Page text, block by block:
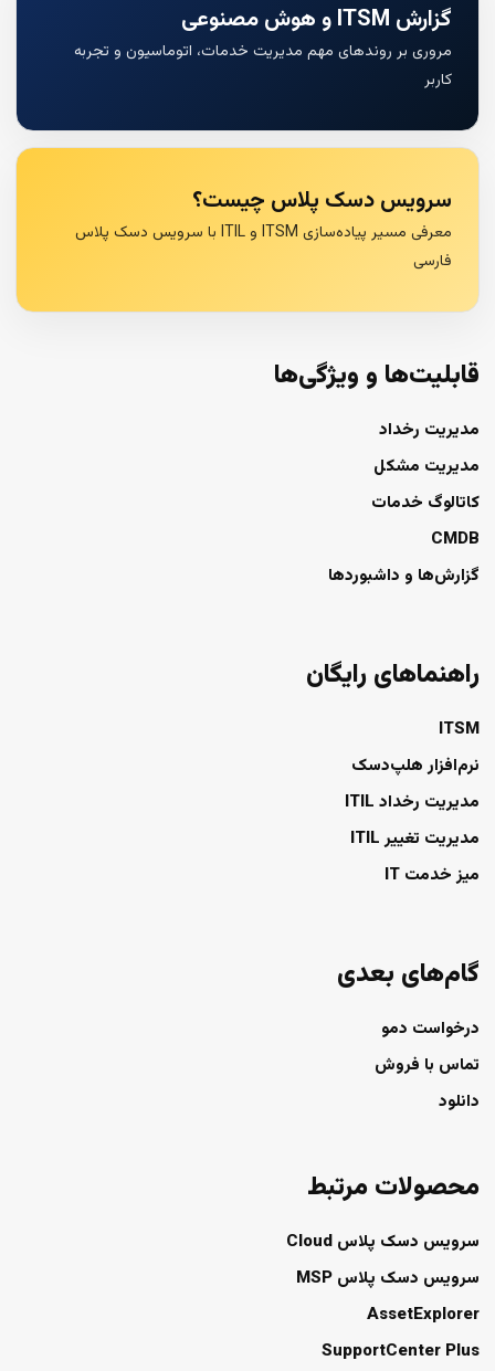
گزارش ITSM و هوش مصنوعی
مروری بر روندهای مهم مدیریت خدمات، اتوماسیون و تجربه
کاربر
سرویس دسک پلاس چیست؟
معرفی مسیر پیاده‌سازی ITSM و ITIL با سرویس دسک پلاس
فارسی
قابلیت‌ها و ویژگی‌ها
مدیریت رخداد
مدیریت مشکل
کاتالوگ خدمات
CMDB
گزارش‌ها و داشبوردها
راهنماهای رایگان
ITSM
نرم‌افزار هلپ‌دسک
مدیریت رخداد ITIL
مدیریت تغییر ITIL
میز خدمت IT
گام‌های بعدی
درخواست دمو
تماس با فروش
دانلود
محصولات مرتبط
سرویس دسک پلاس Cloud
سرویس دسک پلاس MSP
AssetExplorer
SupportCenter Plus